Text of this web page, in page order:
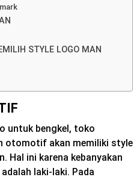
STYLE LOGO MAN
untuk bengkel, toko
otomotif akan memiliki style
Hal ini karena kebanyakan
laki-laki. Pada